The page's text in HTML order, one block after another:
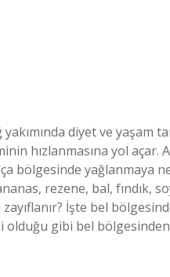
diyet ve yaşam
hızlanmasına yol açar.
bölgesinde yağlanmaya
rezene, bal, fındık,
İşte bel
olduğu gibi bel